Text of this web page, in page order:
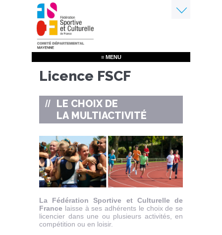
Aller
au
contenu
principal
≡ MENU
Licence FSCF
LE CHOIX DE
LA MULTIACTIVITÉ
La Fédération Sportive et Culturelle de
France laisse à ses adhérents le choix de se
licencier dans une ou plusieurs activités, en
compétition ou en loisir.